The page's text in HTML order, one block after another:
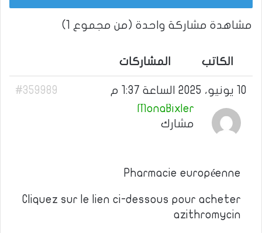
مشاهدة مشاركة واحدة (من مجموع 1)
الكاتب المشاركات
10 يونيو، 2025 الساعة 1:37 م
#359989
MonaBixler
مشارك
Pharmacie européenne
Cliquez sur le lien ci-dessous pour acheter
azithromycin